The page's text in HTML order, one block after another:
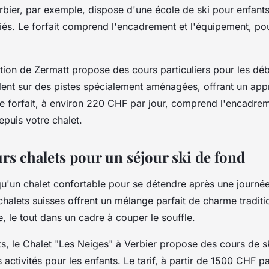
par exemple, dispose d'une école de ski pour
Le forfait comprend l'encadrement et l'équipement,
de Zermatt propose des cours particuliers pour les
sur des pistes spécialement aménagées, offrant un
forfait, à environ 220 CHF par jour, comprend
votre chalet.
chalets pour un séjour ski de fond
chalet confortable pour se détendre après une
suisses offrent un mélange parfait de charme
le tout dans un cadre à couper le souffle.
le Chalet "Les Neiges" à Verbier propose des cours de
activités pour les enfants. Le tarif, à partir de 1500 CHF